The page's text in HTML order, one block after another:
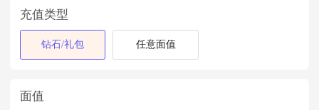
充值类型
钻石/礼包 任意面值
面值